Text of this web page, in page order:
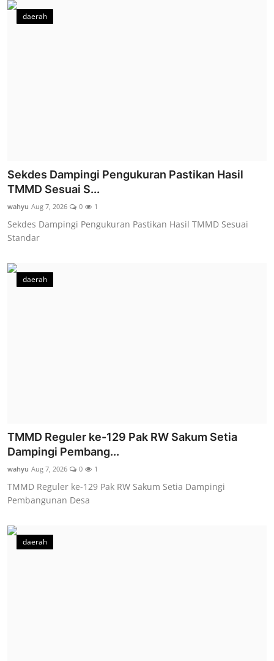
daerah
Sekdes Dampingi Pengukuran Pastikan Hasil
TMMD Sesuai S...
wahyu Aug 7, 2026 0 1
Sekdes Dampingi Pengukuran Pastikan Hasil TMMD Sesuai
Standar
daerah
TMMD Reguler ke-129 Pak RW Sakum Setia
Dampingi Pembang...
wahyu Aug 7, 2026 0 1
TMMD Reguler ke-129 Pak RW Sakum Setia Dampingi
Pembangunan Desa
daerah